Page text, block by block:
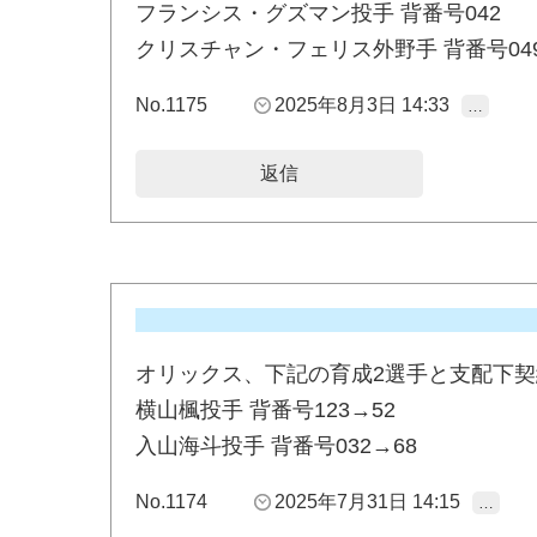
フランシス・グズマン投手 背番号042
クリスチャン・フェリス外野手 背番号
No.1175 2025年8月3日 14:33
返信
オリックス、下記の育成2選手と支配下
横山楓投手 背番号123→52
入山海斗投手 背番号032→68
No.1174 2025年7月31日 14:15